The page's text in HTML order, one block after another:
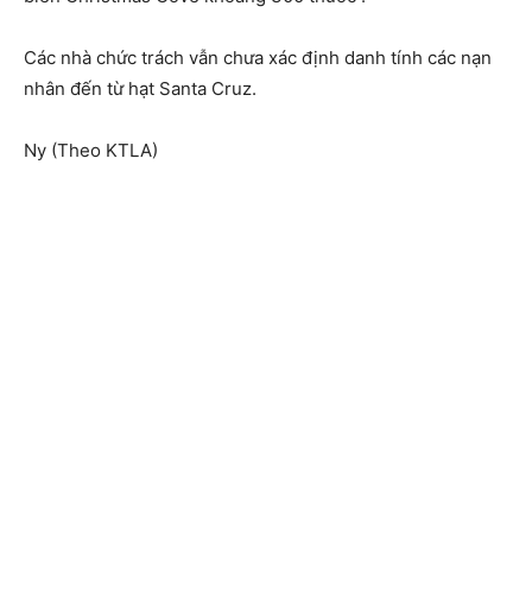
Các nhà chức trách vẫn chưa xác định danh tính các nạn
nhân đến từ hạt Santa Cruz.
Ny (Theo KTLA)